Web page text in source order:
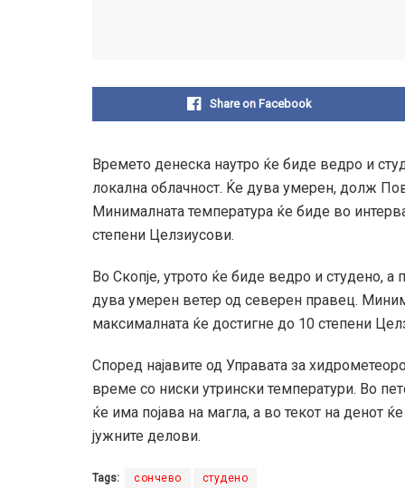
Share on Facebook
Времето денеска наутро ќе биде ведро и
локална облачност. Ќе дува умерен, долж
Минималната температура ќе биде во
степени Целзиусови.
Во Скопје, утрото ќе биде ведро и студено,
дува умерен ветер од северен правец.
максималната ќе достигне до 10 степени
Според најавите од Управата за
време со ниски утрински температури. Во
ќе има појава на магла, а во текот на денот
јужните делови.
Tags: сончево студено